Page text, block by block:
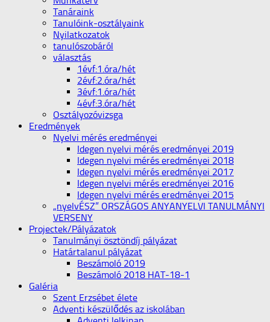
Tanáraink
Tanulóink-osztályaink
Nyilatkozatok
tanulószobáról
választás
1évf:1.óra/hét
2évf:2.óra/hét
3évf:1.óra/hét
4évf:3.óra/hét
Osztályozóvizsga
Eredmények
Nyelvi mérés eredményei
Idegen nyelvi mérés eredményei 2019
Idegen nyelvi mérés eredményei 2018
Idegen nyelvi mérés eredményei 2017
Idegen nyelvi mérés eredményei 2016
Idegen nyelvi mérés eredményei 2015
„nyelvÉSZ” ORSZÁGOS ANYANYELVI TANULMÁNYI
VERSENY
Projectek/Pályázatok
Tanulmányi ösztöndíj pályázat
Határtalanul pályázat
Beszámoló 2019
Beszámoló 2018 HAT-18-1
Galéria
Szent Erzsébet élete
Adventi készülődés az iskolában